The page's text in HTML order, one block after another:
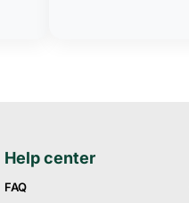
Help center
FAQ